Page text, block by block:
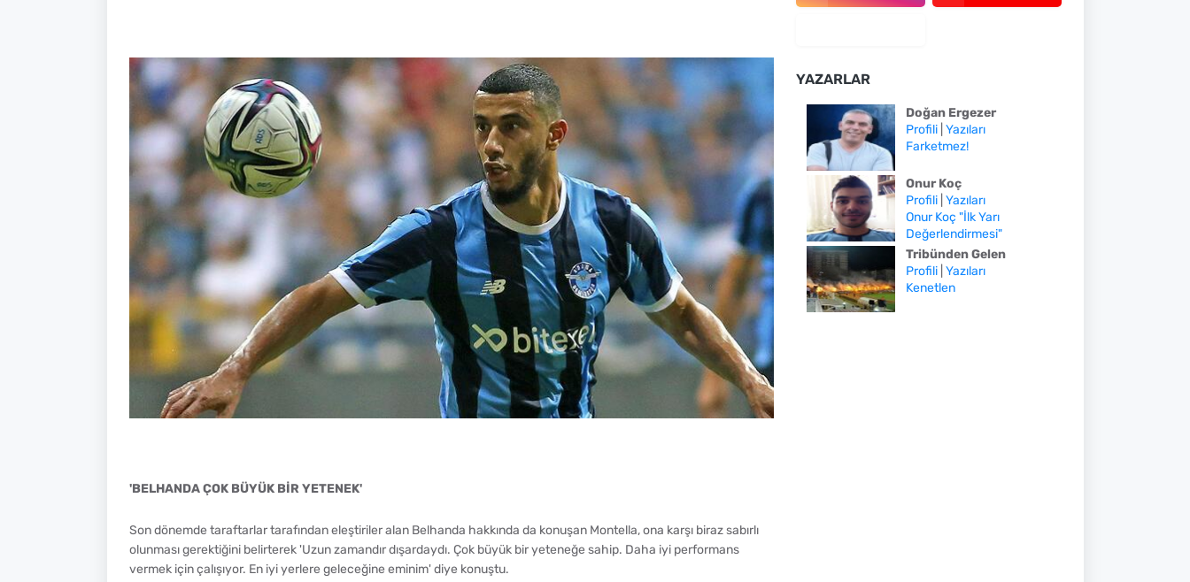
'BELHANDA ÇOK BÜYÜK BİR YETENEK'
Son dönemde taraftarlar tarafından eleştiriler alan Belhanda hakkında da konuşan Montella, ona karşı biraz sabırlı
olunması gerektiğini belirterek 'Uzun zamandır dışardaydı. Çok büyük bir yeteneğe sahip. Daha iyi performans
vermek için çalışıyor. En iyi yerlere geleceğine eminim' diye konuştu.
YAZARLAR
Doğan Ergezer
Profili| Yazıları
Farketmez!
Onur Koç
Profili| Yazıları
Onur Koç "İlk Yarı
Değerlendirmesi"
Tribünden Gelen
Profili| Yazıları
Kenetlen